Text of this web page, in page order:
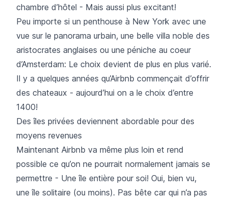
chambre d’hôtel - Mais aussi plus excitant!
Peu importe si un penthouse à New York avec une
vue sur le panorama urbain, une belle villa noble des
aristocrates anglaises ou une péniche au coeur
d’Amsterdam: Le choix devient de plus en plus varié.
Il y a quelques années qu’Airbnb commençait d’offrir
des chateaux - aujourd’hui on a le choix d’entre
1400!
Des îles privées deviennent abordable pour des
moyens revenues
Maintenant Airbnb va même plus loin et rend
possible ce qu’on ne pourrait normalement jamais se
permettre - Une île entière pour soi! Oui, bien vu,
une île solitaire (ou moins). Pas bête car qui n’a pas